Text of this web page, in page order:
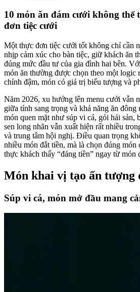
10 món ăn đám cưới không thể
đơn tiệc cưới
Một thực đơn tiệc cưới tốt không chỉ cần
nhịp cảm xúc cho bàn tiệc, giữ khách ăn
đúng mức đầu tư của gia đình hai bên.
món ăn thường được chọn theo một logic
chính đậm, món có giá trị biểu tượng và
Năm 2026, xu hướng lên menu cưới vẫn
giữa tính sang trọng và khả năng ăn
món quen mặt như súp vi cá, gỏi hải sản,
sen long nhãn vẫn xuất hiện rất nhiều
và trung tâm hội nghị. Điều quan trọng
nhiều món đắt tiền, mà là chọn đúng món
thực khách thấy “đáng tiền” ngay từ món
Món khai vị tạo ấn tượng
Súp vi cá, món mở đầu mang